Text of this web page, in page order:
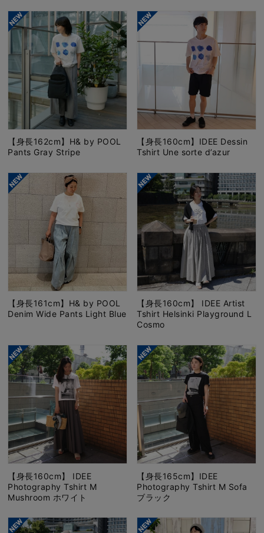
【身長162cm】H& by POOL
Pants Gray Stripe
【身長160cm】IDEE Dessin
Tshirt Une sorte d’azur
【身長161cm】H& by POOL
Denim Wide Pants Light Blue
【身長160cm】 IDEE Artist
Tshirt Helsinki Playground L
Cosmo
【身長160cm】 IDEE
Photography Tshirt M
Mushroom ホワイト
【身長165cm】IDEE
Photography Tshirt M Sofa
ブラック